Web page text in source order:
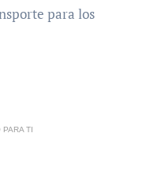
para los
PARA TI